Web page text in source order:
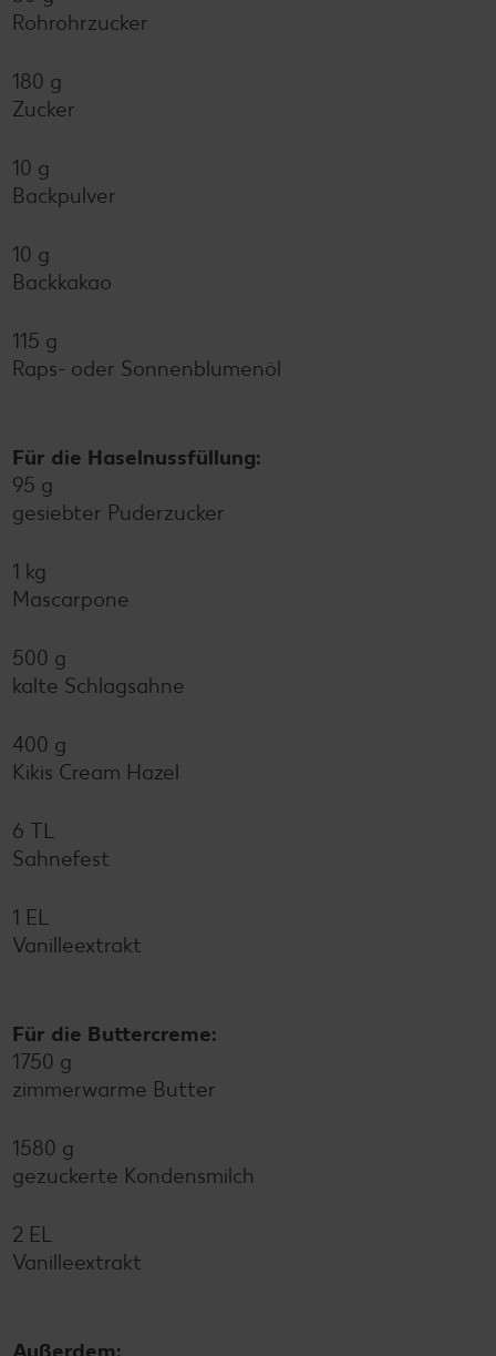
Rohrohrzucker
180 g
Zucker
10 g
Backpulver
10 g
Backkakao
115 g
Raps- oder Sonnenblumenöl
Für die Haselnussfüllung:
95 g
gesiebter Puderzucker
1 kg
Mascarpone
500 g
kalte Schlagsahne
400 g
Kikis Cream Hazel
6 TL
Sahnefest
1 EL
Vanilleextrakt
Für die Buttercreme:
1750 g
zimmerwarme Butter
1580 g
gezuckerte Kondensmilch
2 EL
Vanilleextrakt